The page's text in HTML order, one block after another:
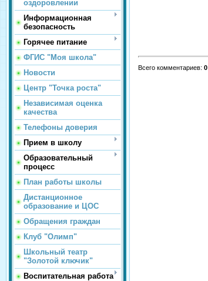
оздоровлении
Информационная
безопасность
Горячее питание
ФГИС "Моя школа"
Новости
Центр "Точка роста"
Независимая оценка
качества
Телефоны доверия
Прием в школу
Образовательный
процесс
План работы школы
Дистанционное
образование и ЦОС
Обращения граждан
Клуб "Олимп"
Школьный театр
"Золотой ключик"
Воспитательная работа
Всего комментариев: 0